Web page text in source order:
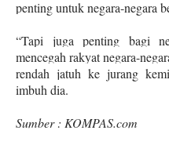
penting untuk negara-negara
“Tapi juga penting bagi
mencegah rakyat negara-
rendah jatuh ke jurang
imbuh dia.
Sumber : KOMPAS.com